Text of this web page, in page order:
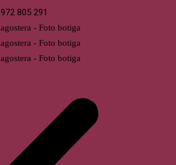
972 805 291